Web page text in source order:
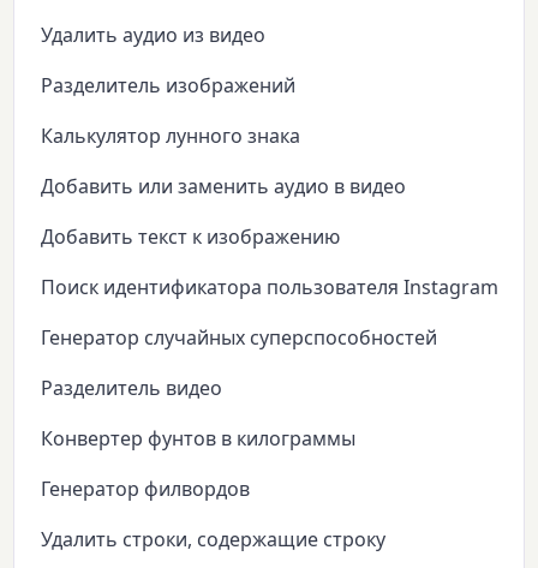
Удалить аудио из видео
Разделитель изображений
Калькулятор лунного знака
Добавить или заменить аудио в видео
Добавить текст к изображению
Поиск идентификатора пользователя Instagram
Генератор случайных суперспособностей
Разделитель видео
Конвертер фунтов в килограммы
Генератор филвордов
Удалить строки, содержащие строку